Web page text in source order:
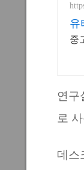
유
중
연구
로
데스